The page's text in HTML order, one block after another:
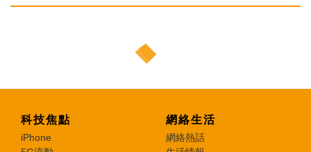
科技焦點
iPhone
網絡生活
網絡熱話